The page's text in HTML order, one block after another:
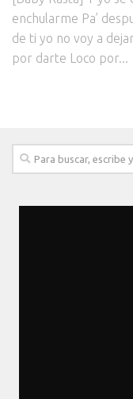
enchularme Pa’
de ti yo no voy a
por darte Loco por...